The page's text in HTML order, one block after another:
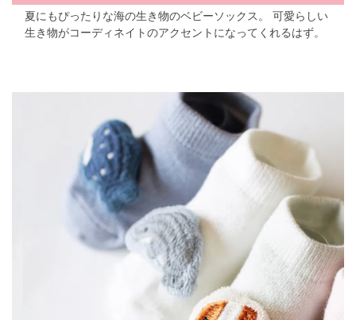
夏にもぴったりな海の生き物のベビーソックス。
可愛らしい
生き物がコーディネイトのアクセントになってくれるはず。